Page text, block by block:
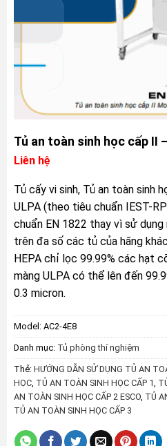
Tủ an toàn sinh học cấp II
Liên hệ
Tủ cấy vi sinh, Tủ an toàn sinh
ULPA (theo tiêu chuẩn IEST-
chuẩn EN 1822 thay vì sử
trên đa số các tủ của hãng
HEPA chỉ lọc 99.99% các hạt
màng ULPA có thể lên đến
0.3 micron.
Model: AC2-4E8
Danh mục: Tủ phòng thí nghiệm
Thẻ: HƯỚNG DẪN SỬ DỤNG TỦ AN
HỌC, TỦ AN TOÀN SINH HỌC CẤP 1,
AN TOÀN SINH HỌC CẤP 2 ESCO, TỦ
TỦ AN TOÀN SINH HỌC CẤP 3